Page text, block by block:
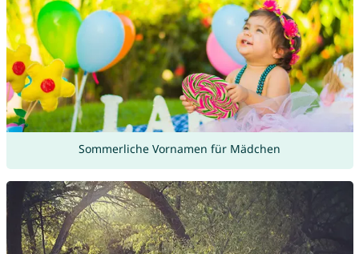
Sommerliche Vornamen für Mädchen